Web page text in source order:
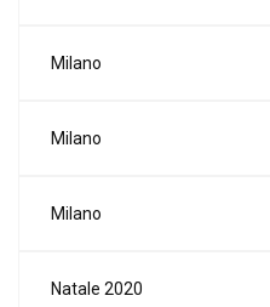
Milano
Milano
Milano
Natale 2020